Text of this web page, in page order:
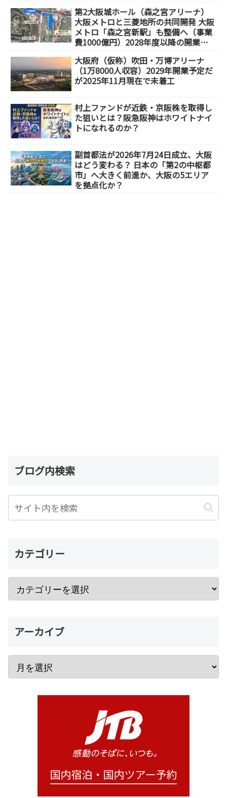
第2大阪城ホール（森之宮アリーナ）
大阪メトロと三菱地所の共同開発 大阪
メトロ「森之宮新駅」も整備へ（事業
費1000億円）2028年度以降の開業
大阪府（仮称）吹田・万博アリーナ
（1万8000人収容）2029年開業予定だ
が2025年11月現在で未着工
村上ファンドが近鉄・京阪株を取得し
た狙いとは？阪急阪神はホワイトナイ
トになれるのか？
副首都法が2026年7月24日成立、大阪
はどう変わる？ 日本の「第2の中枢都
市」へ大きく前進か、大阪の5エリア
を拠点化か？
ブログ内検索
カテゴリー
アーカイブ